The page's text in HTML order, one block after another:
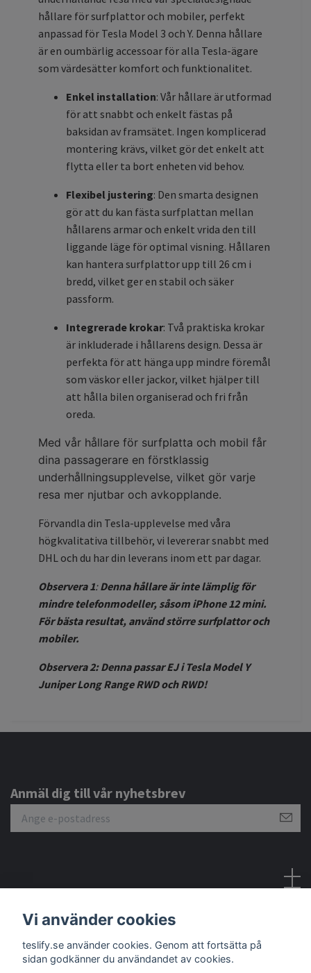
hållare för surfplattor och mobiler, perfekt
anpassad för Tesla Model 3 och Y. Denna hållare
är en oumbärlig accessoar för alla Tesla-ägare
som värdesätter komfort och funktionalitet.
Enkel installation: Vår hållare är utformad
för att snabbt och enkelt fästas på
baksidan av framsätet. Ingen komplicerad
montering krävs, vilket gör det enkelt att
flytta eller ta bort enheten vid behov.
Flexibel justering: Den smarta designen
gör att du kan fästa surfplattan mellan
hållarens armar och enkelt vrida den till
liggande läge för optimal visning. Hållaren
kan hantera surfplattor upp till 26 cm i
bredd, vilket ger en stabil och säker
passform.
Integrerade krokar: Två praktiska krokar
är inkluderade i hållarens design. Dessa är
perfekta för att hänga upp mindre föremål
som väskor eller jackor, vilket hjälper till
att hålla bilen organiserad och fri från
oreda.
Med vår hållare för surfplatta och mobil får
dina passagerare en förstklassig
underhållningsupplevelse, vilket gör varje
resa mer njutbar och avkopplande.
Förvandla din Tesla-upplevelse med våra
högkvalitativa tillbehör, vi levererar snabbt med
DHL och du har din leverans inom ett par dagar.
Observera 1:Denna hållare är inte lämplig för
mindre telefonmodeller, såsom iPhone 12 mini.
För bästa resultat, använd större surfplattor och
mobiler.
Observera 2: Denna passar EJ i Tesla Model Y
Juniper Long Range RWD och RWD!
Anmäl dig till vår nyhetsbrev
Vi använder cookies
teslify.se använder cookies. Genom att fortsätta på
sidan godkänner du användandet av cookies.